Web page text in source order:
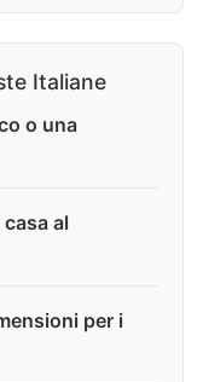
Italiane
o una
al
per i